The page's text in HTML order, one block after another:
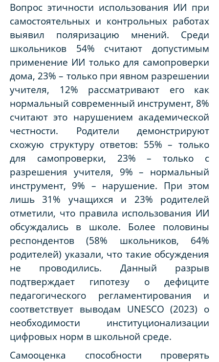
Вопрос этичности использования ИИ при
самостоятельных и контрольных работах
выявил поляризацию мнений. Среди
школьников 54% считают допустимым
применение ИИ только для самопроверки
дома, 23% – только при явном разрешении
учителя, 12% рассматривают его как
нормальный современный инструмент, 8%
считают это нарушением академической
честности. Родители демонстрируют
схожую структуру ответов: 55% – только
для самопроверки, 23% – только с
разрешения учителя, 9% – нормальный
инструмент, 9% – нарушение. При этом
лишь 31% учащихся и 23% родителей
отметили, что правила использования ИИ
обсуждались в школе. Более половины
респондентов (58% школьников, 64%
родителей) указали, что такие обсуждения
не проводились. Данный разрыв
подтверждает гипотезу о дефиците
педагогического регламентирования и
соответствует выводам UNESCO (2023) о
необходимости институционализации
цифровых норм в школьной среде.
Самооценка способности проверять